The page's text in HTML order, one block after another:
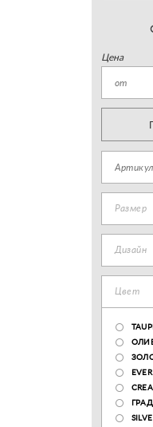
Цена
Размер
Дизайн
Цвет